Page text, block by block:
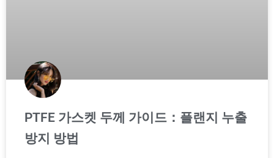
PTFE 가스켓 두께 가이드：플랜지 누출
방지 방법